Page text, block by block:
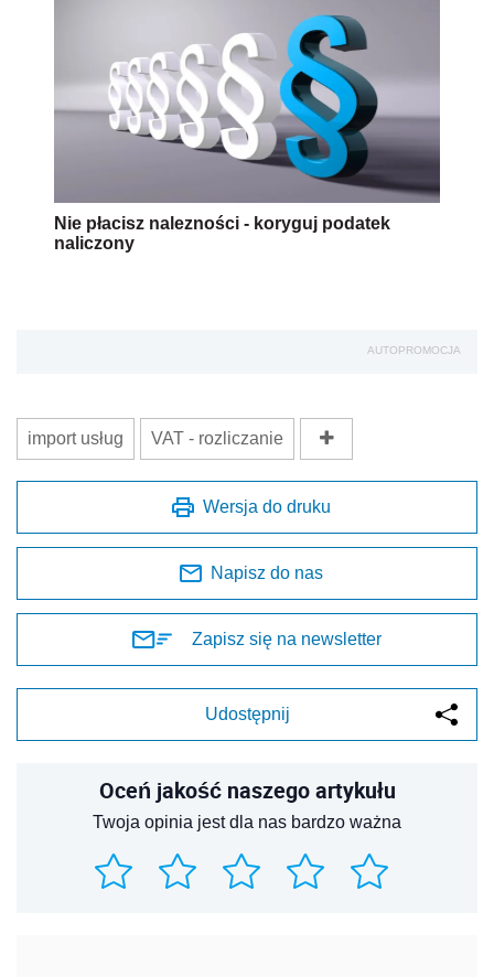
Nie płacisz nalezności - koryguj podatek
naliczony
AUTOPROMOCJA
import usług VAT - rozliczanie
Wersja do druku
Napisz do nas
Zapisz się na newsletter
Udostępnij
Oceń jakość naszego artykułu
Twoja opinia jest dla nas bardzo ważna